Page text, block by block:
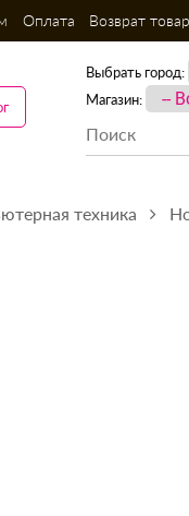
Оплата Возврат
Выбрать город:
Магазин:
техника